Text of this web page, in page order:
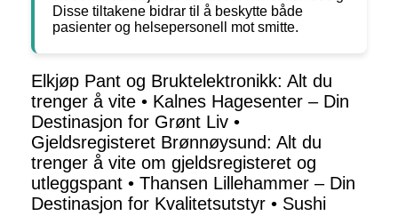
Disse tiltakene bidrar til å beskytte både
pasienter og helsepersonell mot smitte.
Elkjøp Pant og Bruktelektronikk: Alt du
trenger å vite • Kalnes Hagesenter – Din
Destinasjon for Grønt Liv •
Gjeldsregisteret Brønnøysund: Alt du
trenger å vite om gjeldsregisteret og
utleggspant • Thansen Lillehammer – Din
Destinasjon for Kvalitetsutstyr • Sushi